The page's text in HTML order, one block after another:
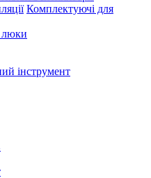
Комплектуючі для
люки
інструмент